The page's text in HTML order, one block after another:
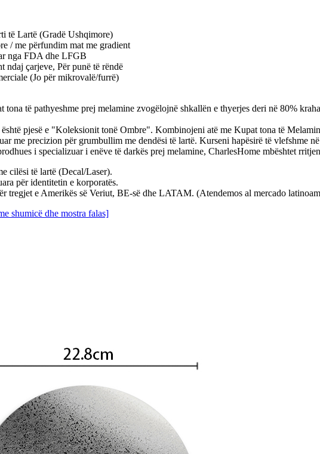
të Lartë (Gradë Ushqimore)
/ me përfundim mat me gradient
nga FDA dhe LFGB
ndaj çarjeve, Për punë të rëndë
(Jo për mikrovalë/furrë)
të pathyeshme prej melamine zvogëlojnë shkallën e thyerjes deri në 80%
pjesë e "Koleksionit tonë Ombre". Kombinojeni atë me Kupat tona të
me precizion për grumbullim me dendësi të lartë. Kurseni hapësirë ​​të vlefshme
i specializuar i enëve të darkës prej melamine, CharlesHome mbështet
cilësi të lartë (Decal/Laser).
për identitetin e korporatës.
tregjet e Amerikës së Veriut, BE-së dhe LATAM. (Atendemos al mercado
shumicë dhe mostra falas]